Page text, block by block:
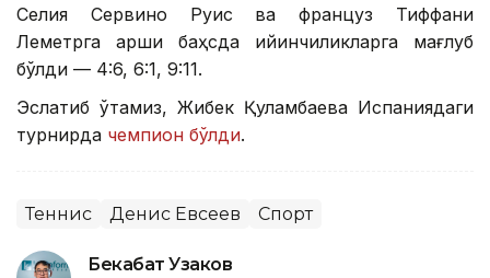
Селия Сервино Руис ва француз Тиффани
Леметрга қарши баҳсда қийинчиликларга мағлуб
бўлди — 4:6, 6:1, 9:11.
Эслатиб ўтамиз, Жибек Қуламбаева Испаниядаги
турнирда чемпион бўлди.
Теннис Денис Евсеев Спорт
Бекабат Узаков